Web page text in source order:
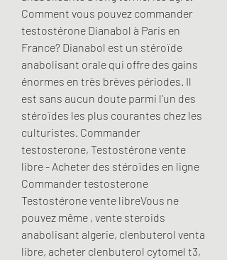
Comment vous pouvez commander
testostérone Dianabol à Paris en
France? Dianabol est un stéroïde
anabolisant orale qui offre des gains
énormes en très brèves périodes. Il
est sans aucun doute parmi l’un des
stéroïdes les plus courantes chez les
culturistes. Commander
testosterone, Testostérone vente
libre - Acheter des stéroïdes en ligne
Commander testosterone
Testostérone vente libreVous ne
pouvez même , vente steroids
anabolisant algerie, clenbuterol venta
libre, acheter clenbuterol cytomel t3,